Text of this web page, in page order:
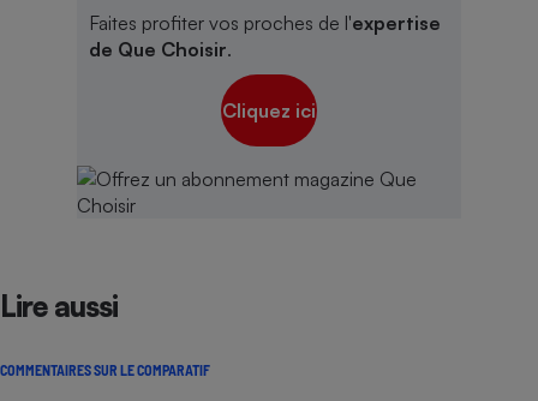
Faites profiter vos proches de l'expertise
de Que Choisir.
Cliquez ici
Lire aussi
COMMENTAIRES SUR LE COMPARATIF